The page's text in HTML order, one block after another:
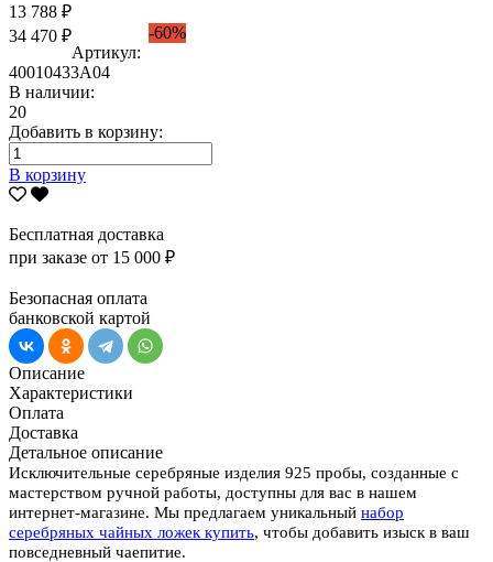
13 788 ₽
34 470 ₽
-60%
Артикул:
40010433А04
В наличии:
20
Добавить в корзину:
В корзину
Бесплатная доставка
при заказе от 15 000 ₽
Безопасная оплата
банковской картой
Описание
Характеристики
Оплата
Доставка
Детальное описание
Исключительные серебряные изделия 925 пробы, созданные с
мастерством ручной работы, доступны для вас в нашем
интернет-магазине. Мы предлагаем уникальный набор
серебряных чайных ложек купить, чтобы добавить изыск в ваш
повседневный чаепитие.